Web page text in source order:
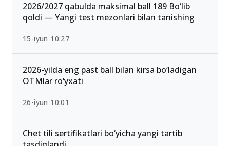
2026/2027 qabulda maksimal ball 189 Bo‘lib
qoldi — Yangi test mezonlari bilan tanishing
15-iyun 10:27
2026-yilda eng past ball bilan kirsa bo‘ladigan
OTMlar ro‘yxati
26-iyun 10:01
Chet tili sertifikatlari bo‘yicha yangi tartib